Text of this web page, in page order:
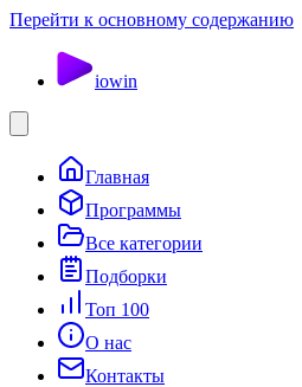
Перейти к основному содержанию
iowin
Главная
Программы
Все категории
Подборки
Топ 100
О нас
Контакты